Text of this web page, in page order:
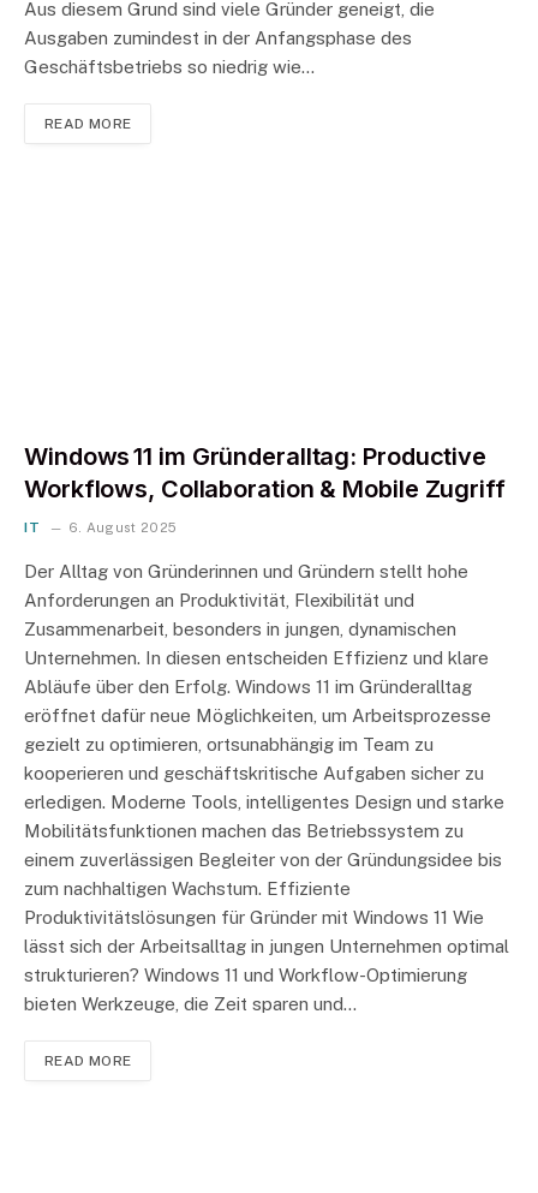
Aus diesem Grund sind viele Gründer geneigt, die
Ausgaben zumindest in der Anfangsphase des
Geschäftsbetriebs so niedrig wie…
READ MORE
Windows 11 im Gründeralltag: Productive
Workflows, Collaboration & Mobile Zugriff
IT 6. August 2025
Der Alltag von Gründerinnen und Gründern stellt hohe
Anforderungen an Produktivität, Flexibilität und
Zusammenarbeit, besonders in jungen, dynamischen
Unternehmen. In diesen entscheiden Effizienz und klare
Abläufe über den Erfolg. Windows 11 im Gründeralltag
eröffnet dafür neue Möglichkeiten, um Arbeitsprozesse
gezielt zu optimieren, ortsunabhängig im Team zu
kooperieren und geschäftskritische Aufgaben sicher zu
erledigen. Moderne Tools, intelligentes Design und starke
Mobilitätsfunktionen machen das Betriebssystem zu
einem zuverlässigen Begleiter von der Gründungsidee bis
zum nachhaltigen Wachstum. Effiziente
Produktivitätslösungen für Gründer mit Windows 11 Wie
lässt sich der Arbeitsalltag in jungen Unternehmen optimal
strukturieren? Windows 11 und Workflow-Optimierung
bieten Werkzeuge, die Zeit sparen und…
READ MORE